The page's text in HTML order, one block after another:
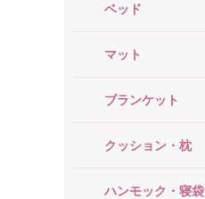
ベッド
マット
ブランケット
クッション・枕
ハンモック・寝袋